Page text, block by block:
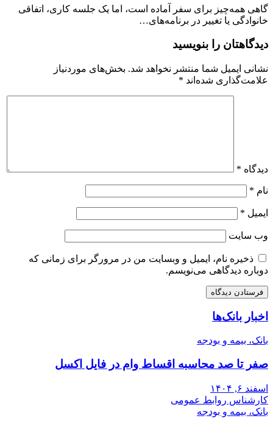
گاهی همه‌چیز برای سفر آماده است، اما یک جلسه کاری، اتفاقی
خانوادگی یا تغییر در برنامه‌های…
دیدگاهتان را بنویسید
نشانی ایمیل شما منتشر نخواهد شد. بخش‌های موردنیاز
علامت‌گذاری شده‌اند *
دیدگاه *
نام *
ایمیل *
وب‌ سایت
ذخیره نام، ایمیل و وبسایت من در مرورگر برای زمانی که
دوباره دیدگاهی می‌نویسم.
اخبار بانک‌ها
بانک، بیمه و بودجه
صفر تا صد محاسبه اقساط وام در فایل اکسل
اسفند ۶, ۱۴۰۴
کارشناس روابط عمومی
بانک، بیمه و بودجه